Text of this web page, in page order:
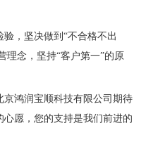
，坚决做到“不合格不出
理念，坚持“客户第一”的原
鸿润宝顺科技有限公司期待
愿，您的支持是我们前进的